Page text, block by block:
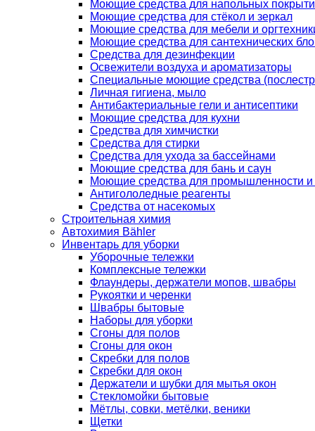
Моющие средства для напольных
Моющие средства для стёкол и зеркал
Моющие средства для мебели и
Моющие средства для сантехнических
Средства для дезинфекции
Освежители воздуха и ароматизаторы
Специальные моющие средства
Личная гигиена, мыло
Антибактериальные гели и антисептики
Моющие средства для кухни
Средства для химчистки
Средства для стирки
Средства для ухода за бассейнами
Моющие средства для бань и саун
Моющие средства для промышленности и
Антигололедные реагенты
Средства от насекомых
Строительная химия
Автохимия Bähler
Инвентарь для уборки
Уборочные тележки
Комплексные тележки
Флаундеры, держатели мопов, швабры
Рукоятки и черенки
Швабры бытовые
Наборы для уборки
Сгоны для полов
Сгоны для окон
Скребки для полов
Скребки для окон
Держатели и шубки для мытья окон
Стекломойки бытовые
Мётлы, совки, метёлки, веники
Щетки